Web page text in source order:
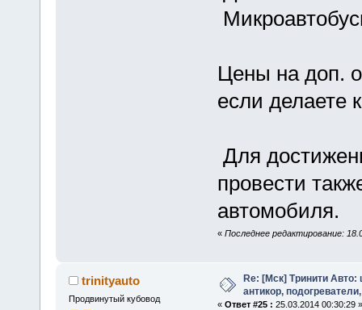
Цены на доп.
если делаете
Для
провести
автомобиля.
« Последнее редактирование:
trinityauto
Продвинутый кубовод
Re: [Мск] Тринити Авто:
антикор,
« Ответ #25 : 25.03.2014 00:30:29 »